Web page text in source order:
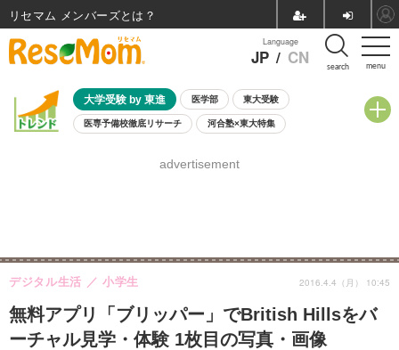
menu
Language
JP / CN search
大学受験 by 東進 医学部 東大受験
医専予備校徹底リサーチ 河合塾×東大特集
8月開催学校説明会・相談会
advertisement
無料アプリ「ブリッパー」でBritish Hillsをバ
ーチャル見学・体験 1枚目の写真・画像
デジタル生活 小学生 2016.4.4（月） 10:45
リセマム メンバーズ